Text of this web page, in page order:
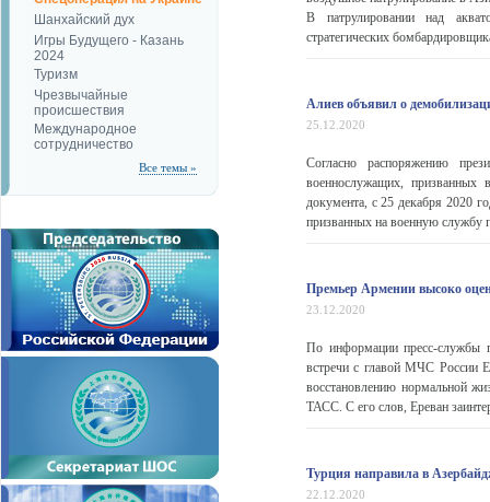
Шанхайский дух
Игры Будущего - Казань
2024
Туризм
Чрезвычайные
происшествия
Международное
сотрудничество
Все темы »
В патрулировании над
стратегических
Алиев объявил о
25.12.2020
Согласно распоряжению
военнослужащих,
документа, с 25 декабря 2020
призванных на военную службу
Премьер Армении высоко
23.12.2020
По информации пресс-службы
встречи с главой МЧС России
восстановлению нормальной
ТАСС. С его слов, Ереван
Турция направила в
22.12.2020